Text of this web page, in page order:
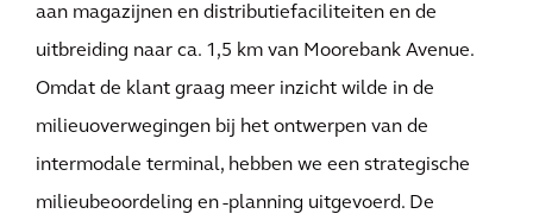
aan magazijnen en distributiefaciliteiten en de
uitbreiding naar ca. 1,5 km van Moorebank Avenue.
Omdat de klant graag meer inzicht wilde in de
milieuoverwegingen bij het ontwerpen van de
intermodale terminal, hebben we een strategische
milieubeoordeling en -planning uitgevoerd. De